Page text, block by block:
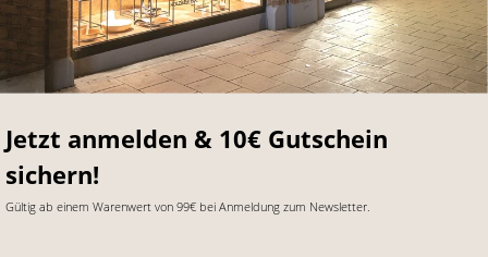
Jetzt anmelden & 10€ Gutschein
sichern!
Gültig ab einem Warenwert von 99€ bei Anmeldung zum Newsletter.